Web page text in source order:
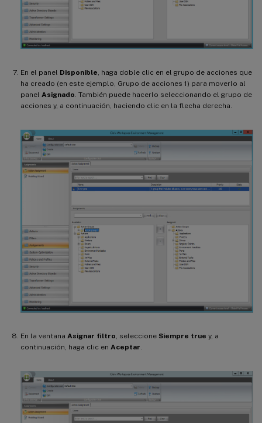
En el panel Disponible, haga doble clic en el grupo de acciones que
ha creado (en este ejemplo, Grupo de acciones 1) para moverlo al
panel Asignado. También puede hacerlo seleccionando el grupo de
acciones y, a continuación, haciendo clic en la flecha derecha.
En la ventana Asignar filtro , seleccione Siempre true y, a
continuación, haga clic en Aceptar